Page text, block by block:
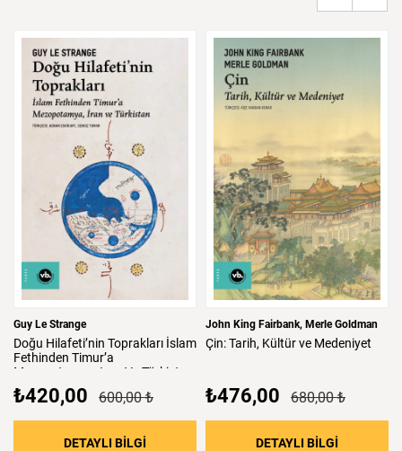
Guy Le Strange
Doğu Hilafeti’nin Toprakları İslam
Fethinden Timur’a
Mezopotamya,
Iran Ve Türkistan
₺420,00 600,00 ₺
DETAYLI BİLGİ : Doğu Hilafeti’nin Toprakları İslam
John King Fairbank Merle Goldman
Çin:Tarih, Kültürve Medeniyet
₺476,00 680,00 ₺
DETAYLI BİLGİ